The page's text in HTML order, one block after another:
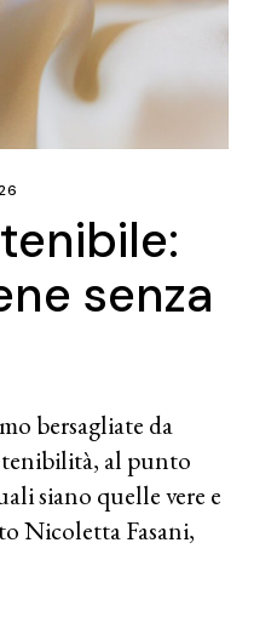
senza
bersagliate da
al punto
siano quelle vere e
Nicoletta Fasani,